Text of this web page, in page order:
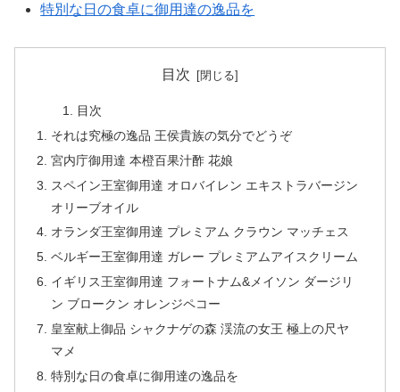
特別な日の食卓に御用達の逸品を
目次
目次
それは究極の逸品 王侯貴族の気分でどうぞ
宮内庁御用達 本橙百果汁酢 花娘
スペイン王室御用達 オロバイレン エキストラバージン
オリーブオイル
オランダ王室御用達 プレミアム クラウン マッチェス
ベルギー王室御用達 ガレー プレミアムアイスクリーム
イギリス王室御用達 フォートナム&メイソン ダージリ
ン ブロークン オレンジペコー
皇室献上御品 シャクナゲの森 渓流の女王 極上の尺ヤ
マメ
特別な日の食卓に御用達の逸品を